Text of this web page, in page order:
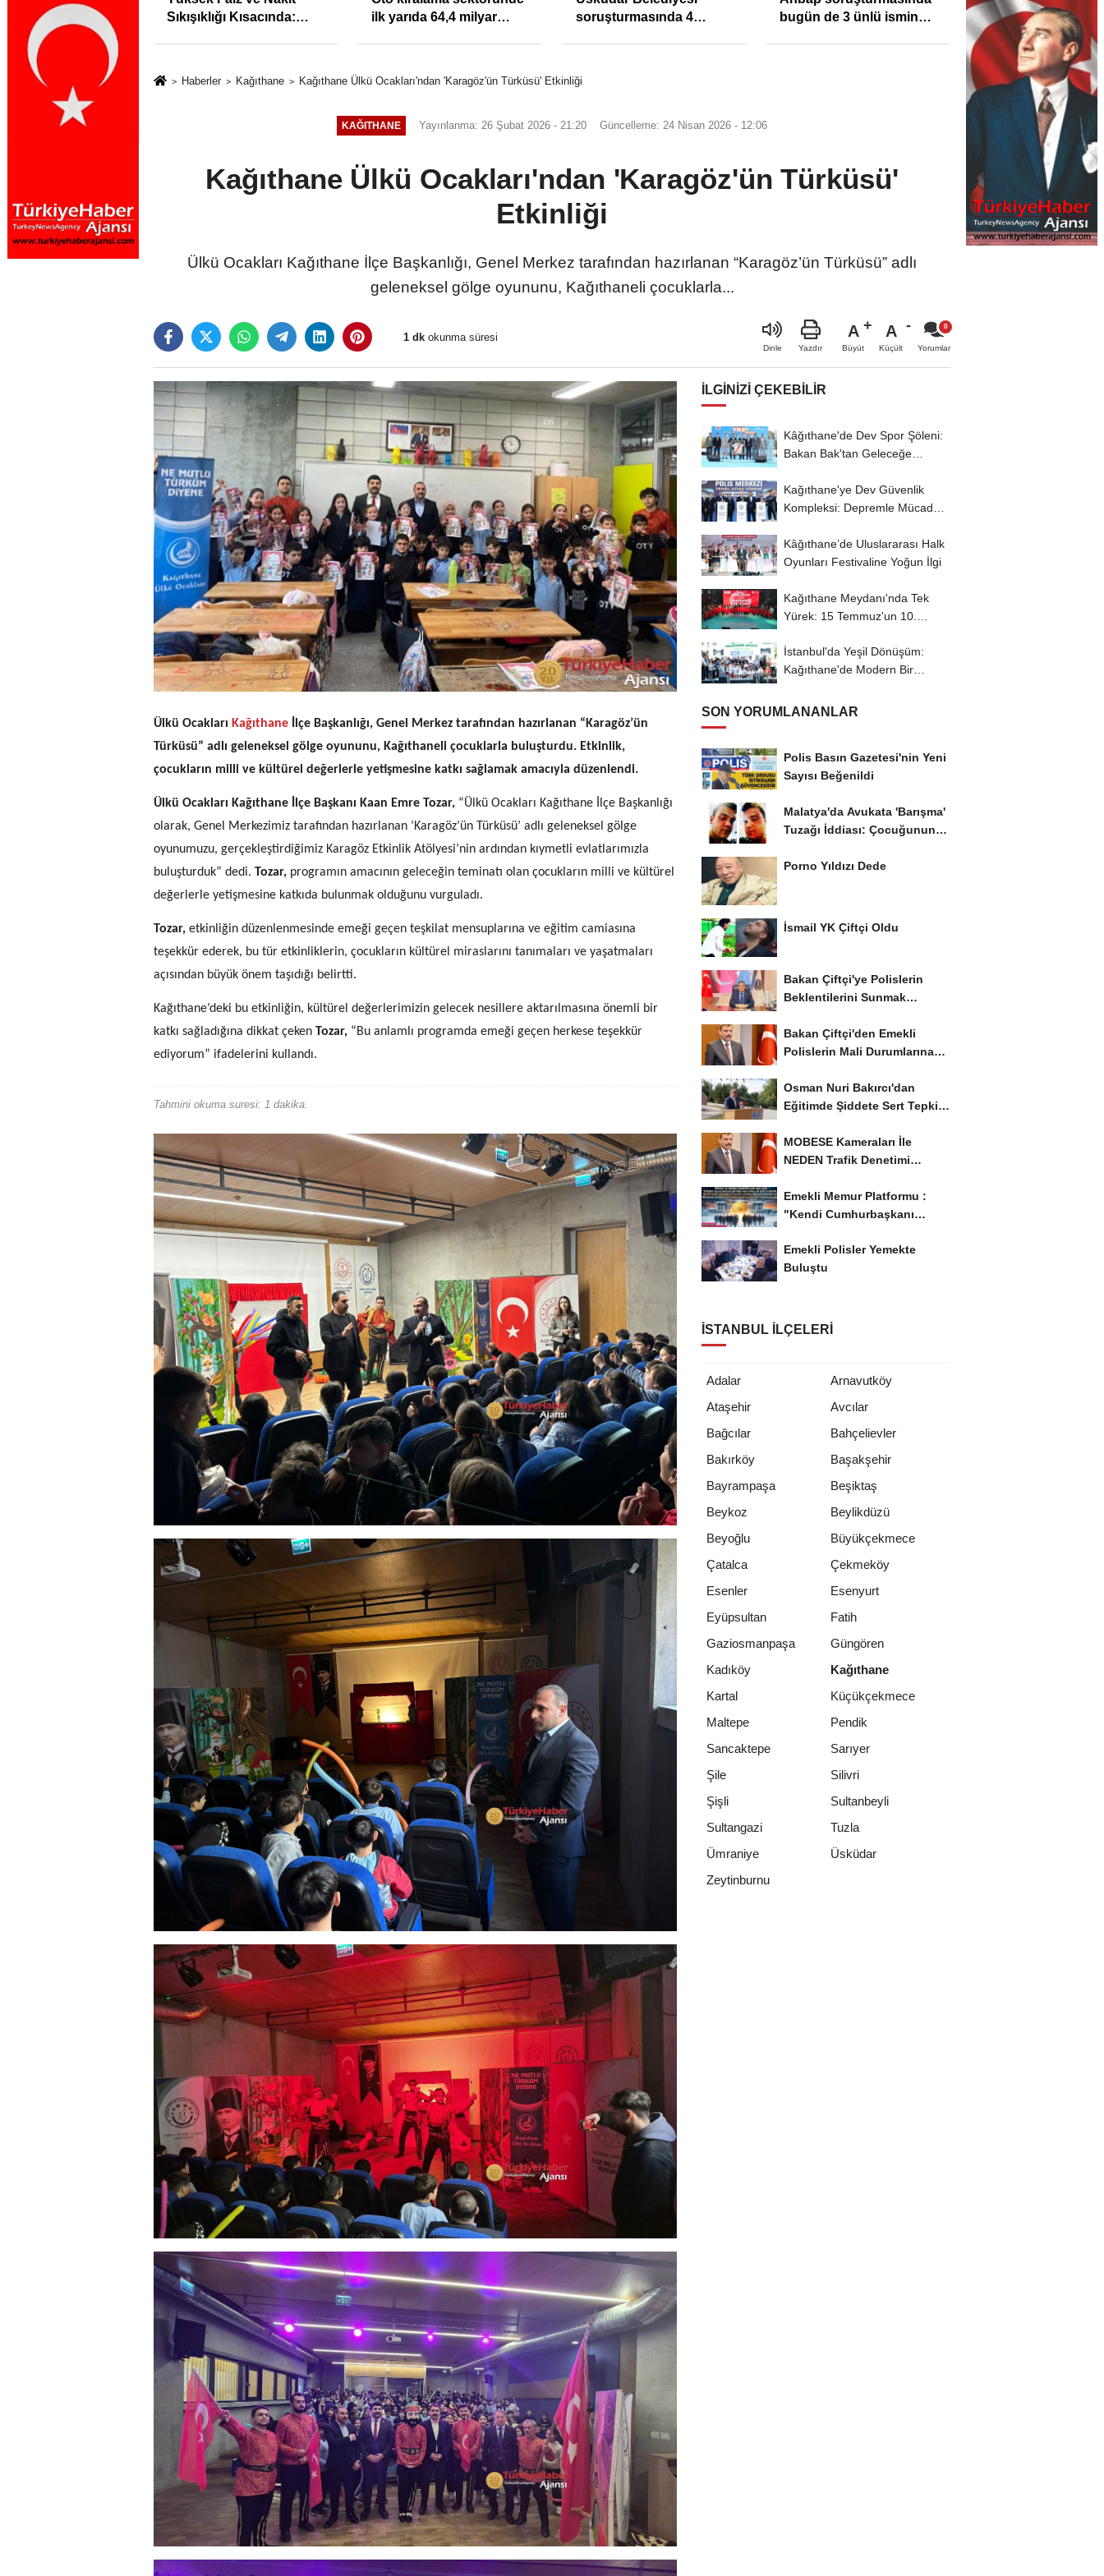
%31,75;
%50,49 olarak
Sıkışıklığı Kısacında:
ilk yarıda 64,4 milyar
soruşturmasında 4
bugün de 3 ünlü ismin
Haberler Kağıthane Kağıthane Ülkü Ocakları'ndan 'Karagöz'ün Türküsü' Etkinliği
KAĞITHANE Yayınlanma: 26 Şubat 2026 - 21:20 Güncelleme: 24 Nisan 2026 - 12:06
Kağıthane Ülkü Ocakları'ndan 'Karagöz'ün Türküsü'
Etkinliği
Ülkü Ocakları Kağıthane İlçe Başkanlığı, Genel Merkez tarafından hazırlanan “Karagöz’ün Türküsü” adlı
geleneksel gölge oyununu, Kağıthaneli çocuklarla...
1 dk okunma süresi
Dinle Yazdır
A
Büyüt
A
Küçült Yorumlar
Ülkü Ocakları Kağıthane
İlçe Başkanlığı, Genel Merkez tarafından hazırlanan “Karagöz’ün
Türküsü” adlı geleneksel gölge oyununu, Kağıthaneli çocuklarla buluşturdu. Etkinlik,
çocukların milli ve kültürel değerlerle yetişmesine katkı sağlamak amacıyla düzenlendi.
Ülkü Ocakları Kağıthane İlçe Başkanı Kaan Emre Tozar, “Ülkü Ocakları Kağıthane İlçe Başkanlığı
olarak, Genel Merkezimiz tarafından hazırlanan ‘Karagöz’ün Türküsü’ adlı geleneksel gölge
oyunumuzu, gerçekleştirdiğimiz Karagöz Etkinlik Atölyesi’nin ardından kıymetli evlatlarımızla
buluşturduk” dedi. Tozar, programın amacının geleceğin teminatı olan çocukların milli ve kültürel
değerlerle yetişmesine katkıda bulunmak olduğunu vurguladı.
Tozar, etkinliğin düzenlenmesinde emeği geçen teşkilat mensuplarına ve eğitim camiasına
teşekkür ederek, bu tür etkinliklerin, çocukların kültürel miraslarını tanımaları ve yaşatmaları
açısından büyük önem taşıdığı belirtti.
Kağıthane’deki bu etkinliğin, kültürel değerlerimizin gelecek nesillere aktarılmasına önemli bir
katkı sağladığına dikkat çeken Tozar, “Bu anlamlı programda emeği geçen herkese teşekkür
ediyorum” ifadelerini kullandı.
Tahmini okuma suresi: 1 dakika.
İLGINIZI ÇEKEBILIR
Kâğıthane'de Dev Spor Şöleni:
Bakan Bak'tan Geleceğe
Kağıthane'ye Dev Güvenlik
Kompleksi: Depremle Mücadele
Kâğıthane’de Uluslararası Halk
Oyunları Festivaline Yoğun İlgi
Kağıthane Meydanı'nda Tek
Yürek: 15 Temmuz'un 10.
İstanbul'da Yeşil Dönüşüm:
Kağıthane'de Modern Bir
SON YORUMLANANLAR
Polis Basın Gazetesi'nin Yeni
Sayısı Beğenildi
Malatya'da Avukata 'Barışma'
Tuzağı İddiası: Çocuğunun
Porno Yıldızı Dede
İsmail YK Çiftçi Oldu
Bakan Çiftçi'ye Polislerin
Beklentilerini Sunmak
Bakan Çiftçi'den Emekli
Polislerin Mali Durumlarına
Osman Nuri Bakırcı'dan
Eğitimde Şiddete Sert Tepki:
MOBESE Kameraları İle
NEDEN Trafik Denetimi
Emekli Memur Platformu :
"Kendi Cumhurbaşkanı
Emekli Polisler Yemekte
Buluştu
İSTANBUL İLÇELERI
Adalar
Arnavutköy
Ataşehir
Avcılar
Bağcılar
Bahçelievler
Bakırköy
Başakşehir
Bayrampaşa
Beşiktaş
Beykoz
Beylikdüzü
Beyoğlu
Büyükçekmece
Çatalca
Çekmeköy
Esenler
Esenyurt
Eyüpsultan
Fatih
Gaziosmanpaşa
Güngören
Kadıköy
Kağıthane
Kartal
Küçükçekmece
Maltepe
Pendik
Sancaktepe
Sarıyer
Şile
Silivri
Şişli
Sultanbeyli
Sultangazi
Tuzla
Ümraniye
Üsküdar
Zeytinburnu